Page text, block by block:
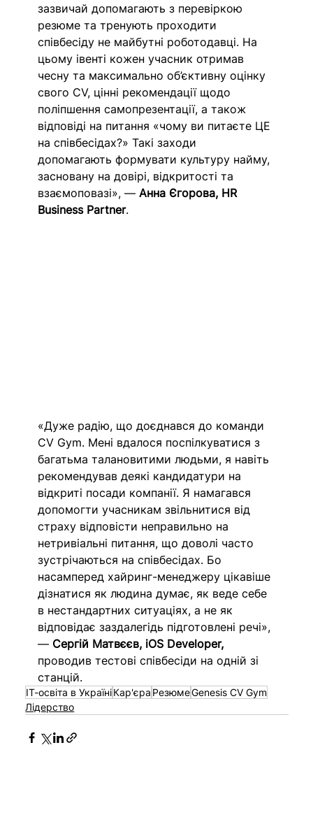
зазвичай допомагають з перевіркою
резюме та тренують проходити
співбесіду не майбутні роботодавці. На
цьому івенті кожен учасник отримав
чесну та максимально об’єктивну оцінку
свого CV, цінні рекомендації щодо
поліпшення самопрезентації, а також
відповіді на питання «чому ви питаєте ЦЕ
на співбесідах?» Такі заходи
допомагають формувати культуру найму,
засновану на довірі, відкритості та
взаємоповазі», — Анна Єгорова, HR
Business Partner.
«Дуже радію, що доєднався до команди
CV Gym. Мені вдалося поспілкуватися з
багатьма талановитими людьми, я навіть
рекомендував деякі кандидатури на
відкриті посади компанії. Я намагався
допомогти учасникам звільнитися від
страху відповісти неправильно на
нетривіальні питання, що доволі часто
зустрічаються на співбесідах. Бо
насамперед хайринг-менеджеру цікавіше
дізнатися як людина думає, як веде себе
в нестандартних ситуаціях, а не як
відповідає заздалегідь підготовлені речі»,
— Сергій Матвєєв, iOS Developer,
проводив тестові співбесіди на одній зі
станцій.
ІТ-освіта в УкраїніКар'єра РезюмеGenesis CV Gym
Лідерство